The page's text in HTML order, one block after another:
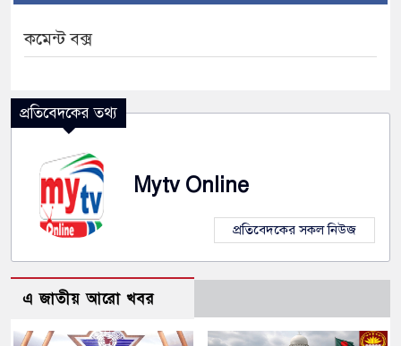
কমেন্ট বক্স
প্রতিবেদকের তথ্য
Mytv Online
প্রতিবেদকের সকল নিউজ
এ জাতীয় আরো খবর